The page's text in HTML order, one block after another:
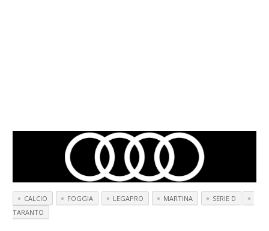
CALCIO FOGGIA LEGAPRO MARTINA
SERIE D
TARANTO